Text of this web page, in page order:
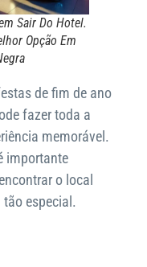
Sair Do Hotel.
Opção Em
de fim de ano
fazer toda a
memorável.
importante
o local
especial.